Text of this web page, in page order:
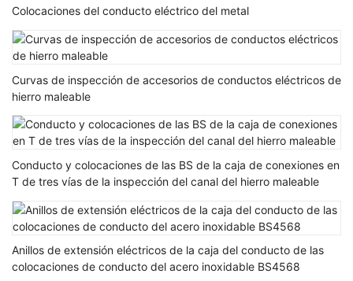
Colocaciones del conducto eléctrico del metal
Curvas de inspección de accesorios de conductos eléctricos de
hierro maleable
Conducto y colocaciones de las BS de la caja de conexiones en
T de tres vías de la inspección del canal del hierro maleable
Anillos de extensión eléctricos de la caja del conducto de las
colocaciones de conducto del acero inoxidable BS4568